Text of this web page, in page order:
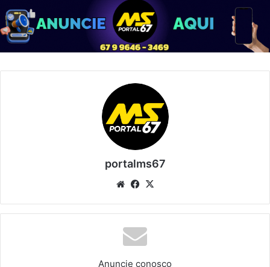
portalms67
WebsiteFacebook
Anuncie conosco